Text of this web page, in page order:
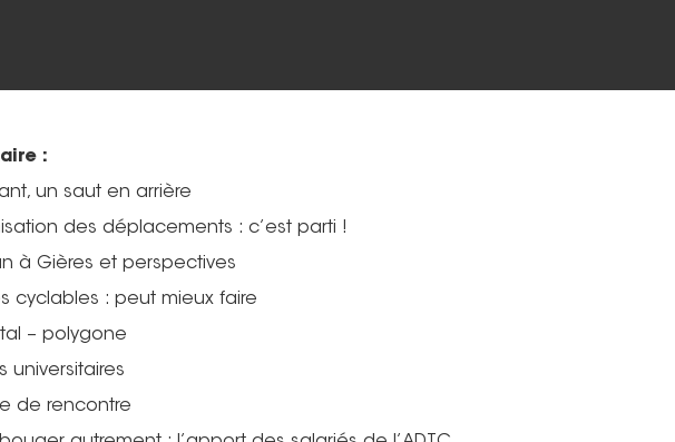
:
un saut en arrière
des déplacements : c’est parti !
à Gières et perspectives
cyclables : peut mieux faire
– polygone
universitaires
de rencontre